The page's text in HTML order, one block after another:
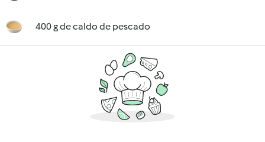
400 g de caldo de pescado